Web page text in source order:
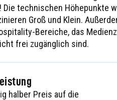
technischen Höhepunkte
Groß und Klein.
Bereiche, das
frei zugänglich sind.
halber Preis auf die